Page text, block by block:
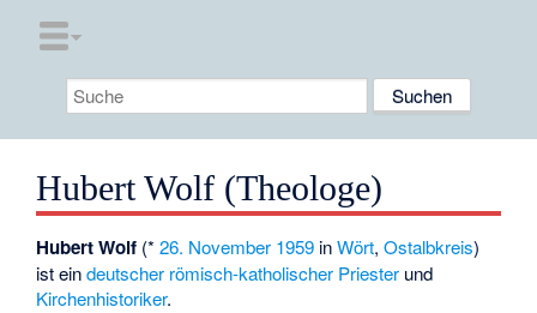
Hubert Wolf (Theologe)
Hubert Wolf (*26. November 1959 inWört,Ostalbkreis)
ist eindeutscher römisch-katholischer Priester und
Kirchenhistoriker.